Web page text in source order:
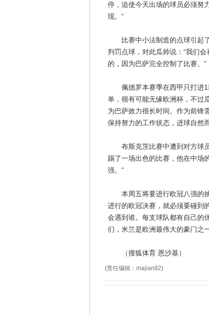
停，迫使今天出场的球员必须努
现。”
比赛中小法制造的点球引起了
判罚点球，对此瓜帅说：“我们
的，因为巴萨完全控制了比赛。”
佩德罗本赛季在西甲只打进1
单，很有可能无缘欧洲杯，不过
为巴萨效力很长时间。作为前锋
保持努力的工作状态，进球自然
布斯克茨比赛中遭到对方球员
踢了一场出色的比赛，他在中场
强。”
本周五将要进行欧冠八强的抽
进行的欧冠决赛，就必须要碰到
会遇到谁。每支球队都有自己的
们，米兰是欧洲最伟大的豪门之
（搜狐体育 恩沙基）
(责任编辑：majian82)